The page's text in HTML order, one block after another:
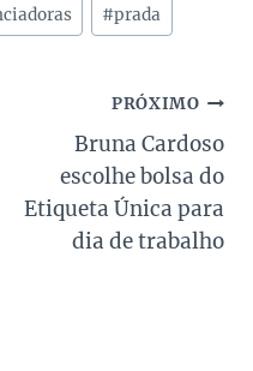
#prada
PRÓXIMO
Bruna Cardoso
escolhe bolsa do
Etiqueta Única para
dia de trabalho